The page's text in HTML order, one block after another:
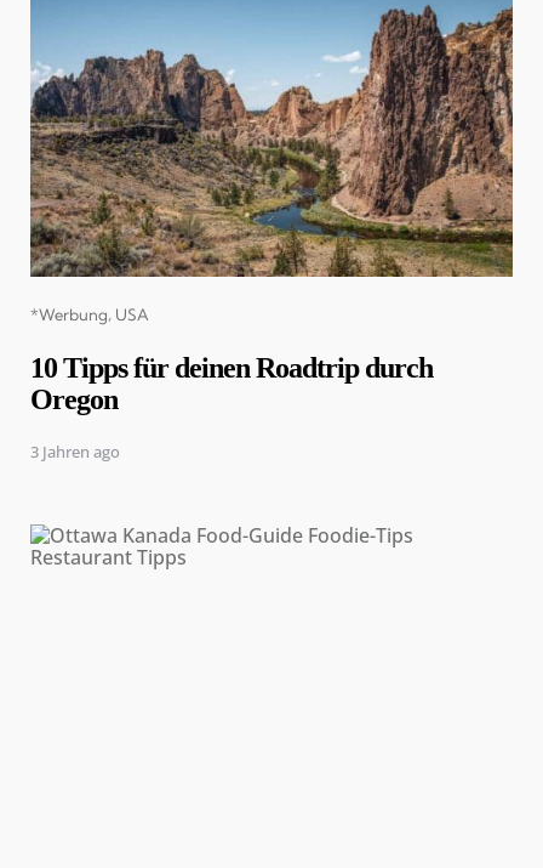
Categories
*Werbung USA
10 Tipps für deinen Roadtrip durch
Oregon
3 Jahren ago